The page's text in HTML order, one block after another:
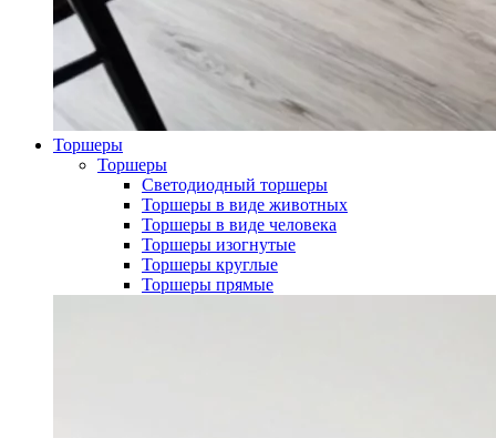
Торшеры
Торшеры
Светодиодный торшеры
Торшеры в виде животных
Торшеры в виде человека
Торшеры изогнутые
Торшеры круглые
Торшеры прямые